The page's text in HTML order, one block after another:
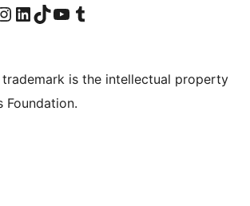
Mastodoncie
Threadsa
naszego Facebooka
nasze konto na Instagramie
Odwiedź nasze konto na LinkedIn
Odwiedź naszego TikToka
Odwiedź nasz kanał YouTube
Odwiedź naszego Tumblra
trademark is the intellectual property
Foundation.